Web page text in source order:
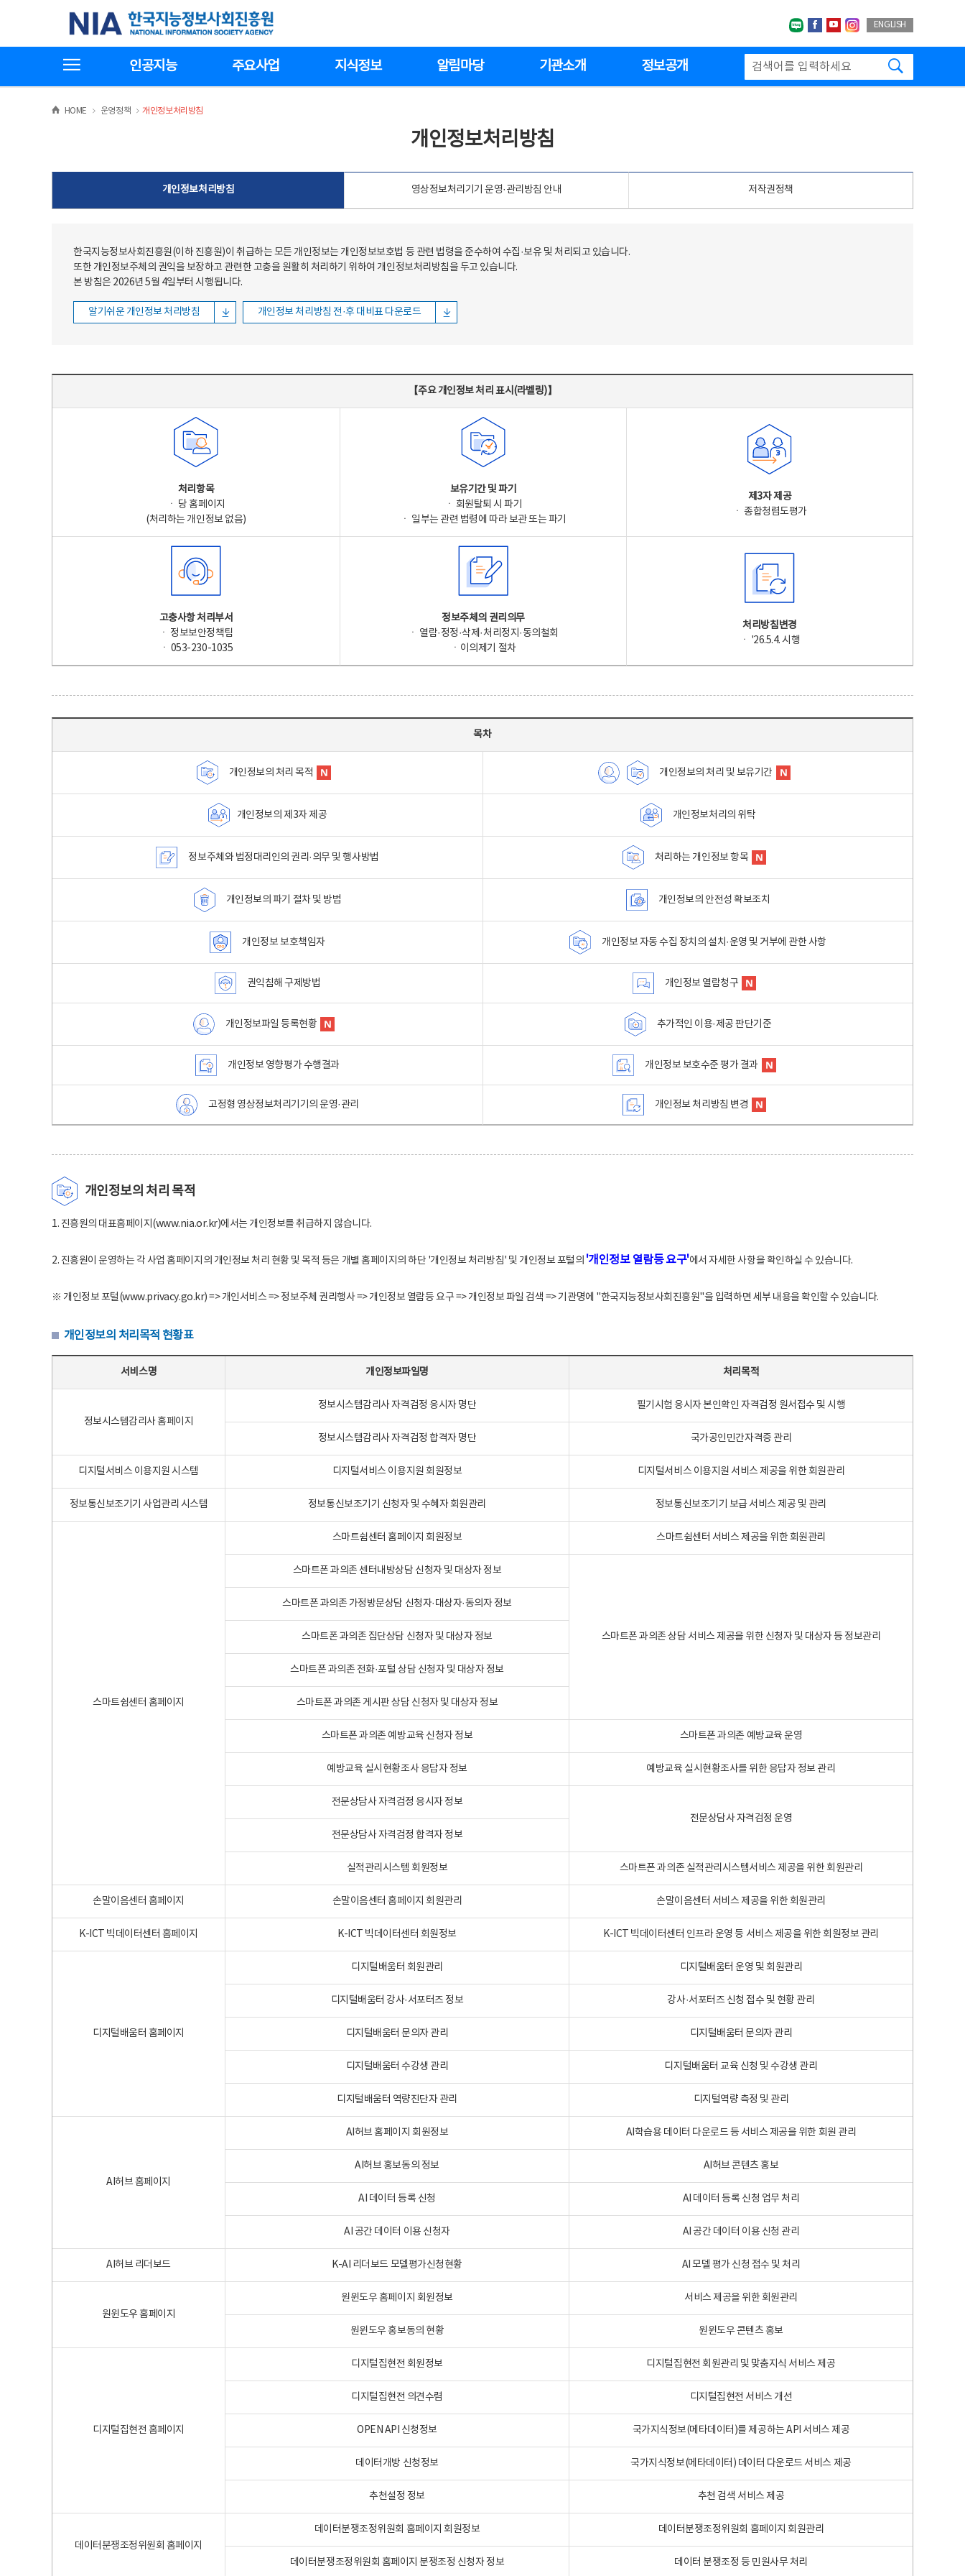
한국지능정보사회진흥원
네이버블로그
페이스북
유투브인스타그랩
ENGLISH
인공지능 주요사업 지식정보 알림마당 기관소개 정보공개
HOME >운영정책 >
개인정보처리방침
개인정보처리방침
개인정보처리방침 영상정보처리기기 운영·관리방침 안내 저작권정책
한국지능정보사회진흥원(이하 진흥원)이 취급하는 모든 개인정보는 개인정보보호법 등 관련 법령을 준수하여 수집·보유 및 처리되고 있습니다.
또한 개인정보주체의 권익을 보장하고 관련한 고충을 원활히 처리하기 위하여 개인정보처리방침을 두고 있습니다.
본 방침은 2026년 5월 4일부터 시행됩니다.
알기쉬운 개인정보 처리방침 개인정보 처리방침 전·후 대비표 다운로드
【주요 개인정보 처리 표시(라벨링)】
처리항목
ㆍ 당 홈페이지
(처리하는 개인정보 없음)
보유기간 및 파기
ㆍ 회원탈퇴 시 파기
ㆍ 일부는 관련 법령에 따라 보관 또는 파기
제3자 제공
ㆍ 종합청렴도평가
고충사항 처리부서
ㆍ 정보보안정책팀
ㆍ 053-230-1035
정보주체의 권리의무
ㆍ 열람·정정·삭제·처리정지·동의철회
ㆍ이의제기 절차
처리방침변경
ㆍ '26.5.4. 시행
목차
개인정보의 처리 목적 개인정보의 처리 및 보유기간
개인정보의 제3자 제공 개인정보처리의 위탁
정보주체와 법정대리인의 권리·의무 및 행사방법 처리하는 개인정보 항목
개인정보의 파기 절차 및 방법 개인정보의 안전성 확보조치
개인정보 보호책임자 개인정보 자동 수집 장치의 설치·운영 및 거부에 관한 사항
권익침해 구제방법 개인정보 열람청구
개인정보파일 등록현황 추가적인 이용·제공 판단기준
개인정보 영향평가 수행결과 개인정보 보호수준 평가 결과
고정형 영상정보처리기기의 운영·관리 개인정보 처리방침 변경
개인정보의 처리 목적
1. 진흥원의 대표홈페이지(www.nia.or.kr)에서는 개인정보를 취급하지 않습니다.
2. 진흥원이 운영하는 각 사업 홈페이지의 개인정보 처리 현황 및 목적 등은 개별 홈페이지의 하단 '개인정보 처리방침' 및 개인정보 포털의 '개인정보 열람등 요구'에서 자세한 사항을 확인하실 수 있습니다.
※ 개인정보 포털(www.privacy.go.kr) => 개인서비스 => 정보주체 권리행사 => 개인정보 열람등 요구 => 개인정보 파일 검색 => 기관명에 "한국지능정보사회진흥원"을 입력하면 세부 내용을 확인할 수 있습니다.
개인정보의 처리목적 현황표
서비스명 개인정보파일명 처리목적
정보시스템감리사 홈페이지
정보시스템감리사 자격검정 응시자 명단 필기시험 응시자 본인확인 자격검정 원서접수 및 시행
정보시스템감리사 자격검정 합격자 명단 국가공인민간자격증 관리
디지털서비스 이용지원 시스템 디지털서비스 이용지원 회원정보 디지털서비스 이용지원 서비스 제공을 위한 회원관리
정보통신보조기기 사업관리 시스템 정보통신보조기기 신청자 및 수혜자 회원관리 정보통신보조기기 보급 서비스 제공 및 관리
스마트쉼센터 홈페이지
스마트쉼센터 홈페이지 회원정보 스마트쉼센터 서비스 제공을 위한 회원관리
스마트폰 과의존 센터내방상담 신청자 및 대상자 정보
스마트폰 과의존 상담 서비스 제공을 위한 신청자 및 대상자 등 정보관리
스마트폰 과의존 가정방문상담 신청자·대상자·동의자 정보
스마트폰 과의존 집단상담 신청자 및 대상자 정보
스마트폰 과의존 전화·포털 상담 신청자 및 대상자 정보
스마트폰 과의존 게시판 상담 신청자 및 대상자 정보
스마트폰 과의존 예방교육 신청자 정보 스마트폰 과의존 예방교육 운영
예방교육 실시현황조사 응답자 정보 예방교육 실시현황조사를 위한 응답자 정보 관리
전문상담사 자격검정 응시자 정보
전문상담사 자격검정 운영
전문상담사 자격검정 합격자 정보
실적관리시스템 회원정보 스마트폰 과의존 실적관리시스템서비스 제공을 위한 회원관리
손말이음센터 홈페이지 손말이음센터 홈페이지 회원관리 손말이음센터 서비스 제공을 위한 회원관리
K-ICT 빅데이터센터 홈페이지 K-ICT 빅데이터센터 회원정보 K-ICT 빅데이터센터 인프라 운영 등 서비스 제공을 위한 회원정보 관리
디지털배움터 홈페이지
디지털배움터 회원관리 디지털배움터 운영 및 회원관리
디지털배움터 강사·서포터즈 정보 강사·서포터즈 신청 접수 및 현황 관리
디지털배움터 문의자 관리 디지털배움터 문의자 관리
디지털배움터 수강생 관리 디지털배움터 교육 신청 및 수강생 관리
디지털배움터 역량진단자 관리 디지털역량 측정 및 관리
AI허브 홈페이지
AI허브 홈페이지 회원정보 AI학습용 데이터 다운로드 등 서비스 제공을 위한 회원 관리
AI허브 홍보동의 정보 AI허브 콘텐츠 홍보
AI 데이터 등록 신청 AI 데이터 등록 신청 업무 처리
AI 공간 데이터 이용 신청자 AI 공간 데이터 이용 신청 관리
AI허브 리더보드 K-AI 리더보드 모델평가신청현황 AI 모델 평가 신청 접수 및 처리
원윈도우 홈페이지
원윈도우 홈페이지 회원정보 서비스 제공을 위한 회원관리
원윈도우 홍보동의 현황 원윈도우 콘텐츠 홍보
디지털집현전 홈페이지
디지털집현전 회원정보 디지털집현전 회원관리 및 맞춤지식 서비스 제공
디지털집현전 의견수렴 디지털집현전 서비스 개선
OPEN API 신청정보 국가지식정보(메타데이터)를 제공하는 API 서비스 제공
데이터개방 신청정보 국가지식정보(메타데이터) 데이터 다운로드 서비스 제공
추천설정 정보 추천 검색 서비스 제공
데이터분쟁조정위원회 홈페이지
데이터분쟁조정위원회 홈페이지 회원정보 데이터분쟁조정위원회 홈페이지 회원관리
데이터분쟁조정위원회 홈페이지 분쟁조정 신청자 정보 데이터 분쟁조정 등 민원사무 처리